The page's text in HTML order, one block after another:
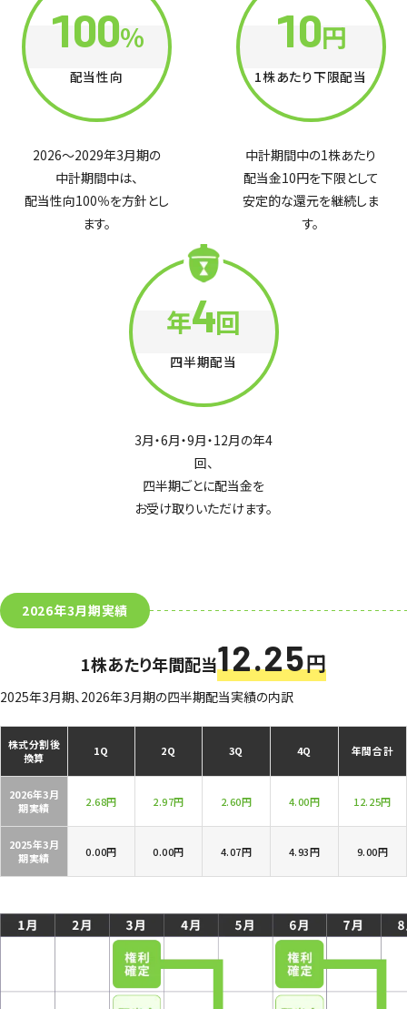
100%
配当性向
2026～2029年3月期の
中計期間中は、
配当性向100％を方針とし
ます。
10円
1株あたり下限配当
中計期間中の1株あたり
配当金10円を下限として
安定的な還元を継続しま
す。
年4回
四半期配当
3月・6月・9月・12月の年4
回、
四半期ごとに配当金を
お受け取りいただけます。
2026年3月期実績
1株あたり年間配当12.25円
2025年3月期、2026年3月期の四半期配当実績の内訳
株式分割後
換算
1Q 2Q 3Q 4Q 年間合計
2026年3月
期実績
2.68円 2.97円 2.60円 4.00円 12.25円
2025年3月
期実績
0.00円 0.00円 4.07円 4.93円 9.00円